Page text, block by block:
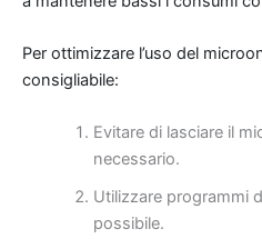
Per ottimizzare l’uso del
consigliabile:
Evitare di lasciare il
necessario.
Utilizzare programmi
possibile.